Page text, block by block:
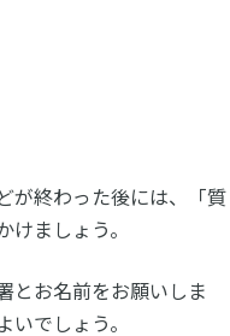
が終わった後には、「質
ましょう。
とお名前をお願いしま
でしょう。